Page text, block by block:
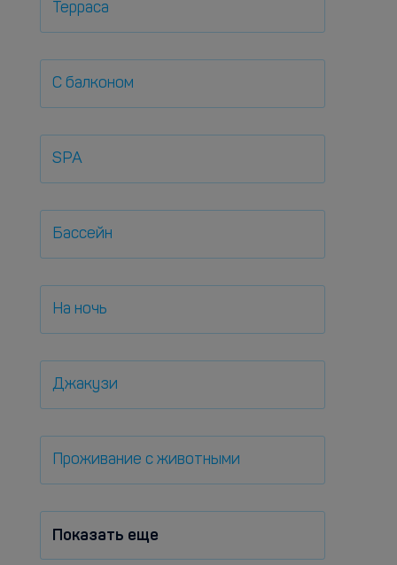
Терраса
С балконом
SPA
Бассейн
На ночь
Джакузи
Проживание с животными
Показать еще